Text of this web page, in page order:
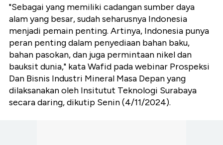
"Sebagai yang memiliki cadangan sumber daya
alam yang besar, sudah seharusnya Indonesia
menjadi pemain penting. Artinya, Indonesia punya
peran penting dalam penyediaan bahan baku,
bahan pasokan, dan juga permintaan nikel dan
bauksit dunia," kata Wafid pada webinar Prospeksi
Dan Bisnis Industri Mineral Masa Depan yang
dilaksanakan oleh Insitutut Teknologi Surabaya
secara daring, dikutip Senin (4/11/2024).